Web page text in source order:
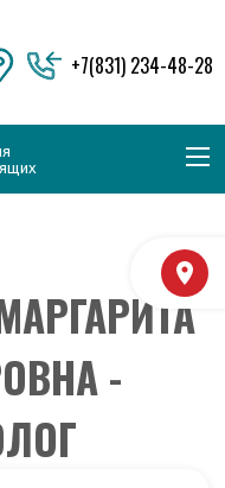
+7(831) 234-48-28
-